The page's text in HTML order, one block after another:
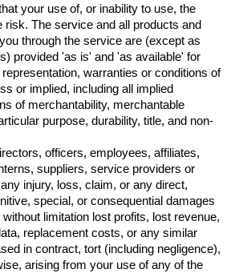
your use of, or inability to use, the
The service and all products and
through the service are (except as
provided 'as is' and 'as available' for
warranties or conditions of
or implied, including all implied
of merchantability, merchantable
purpose, durability, title, and non-
officers, employees, affiliates,
suppliers, service providers or
injury, loss, claim, or any direct,
special, or consequential damages
limitation lost profits, lost revenue,
replacement costs, or any similar
in contract, tort (including negligence),
arising from your use of any of the